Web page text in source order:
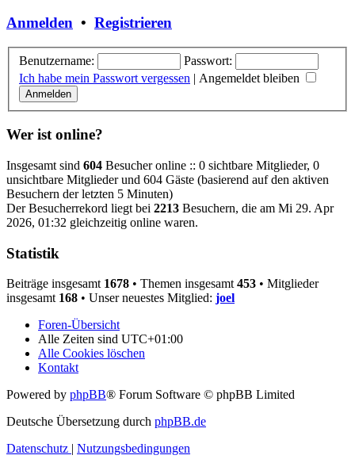
Anmelden • Registrieren
Benutzername:
Passwort:
Ich habe mein Passwort vergessen | Angemeldet bleiben
Wer ist online?
Insgesamt sind 604 Besucher online :: 0 sichtbare Mitglieder, 0
unsichtbare Mitglieder und 604 Gäste (basierend auf den aktiven
Besuchern der letzten 5 Minuten)
Der Besucherrekord liegt bei 2213 Besuchern, die am Mi 29. Apr
2026, 01:32 gleichzeitig online waren.
Statistik
Beiträge insgesamt 1678 • Themen insgesamt 453 • Mitglieder
insgesamt 168 • Unser neuestes Mitglied: joel
Foren-Übersicht
Alle Zeiten sind UTC+01:00
Alle Cookies löschen
Kontakt
Powered by phpBB® Forum Software © phpBB Limited
Deutsche Übersetzung durch phpBB.de
Datenschutz | Nutzungsbedingungen